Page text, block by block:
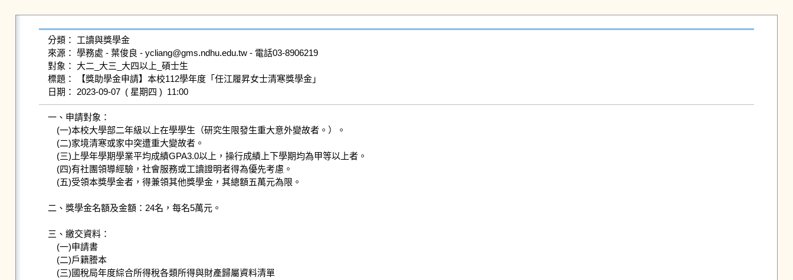
分類： 工讀與獎學金
來源： 學務處 - 葉俊良 - ycliang@gms.ndhu.edu.tw - 電話03-8906219
對象： 大二_大三_大四以上_碩士生
標題： 【獎助學金申請】本校112學年度「任江履昇女士清寒獎學金」
日期： 2023-09-07  ( 星期四 )  11:00
一、申請對象：
(一)本校大學部二年級以上在學學生（研究生限發生重大意外變故者。）。
(二)家境清寒或家中突遭重大變故者。
(三)上學年學期學業平均成績GPA3.0以上，操行成績上下學期均為甲等以上者。
(四)有社團領導經驗，社會服務或工讀證明者得為優先考慮。
(五)受領本獎學金者，得兼領其他獎學金，其總額五萬元為限。
二、獎學金名額及金額：24名，每名5萬元。
三、繳交資料：
(一)申請書
(二)戶籍謄本
(三)國稅局年度綜合所得稅各類所得與財產歸屬資料清單